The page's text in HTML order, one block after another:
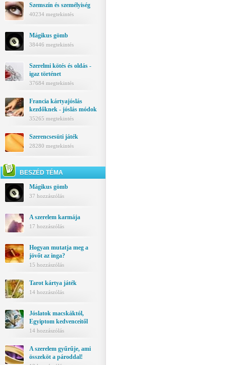
Szemszín és személyiség
40234 megtekintés
Mágikus gömb
38446 megtekintés
Szerelmi kötés és oldás -
igaz történet
37684 megtekintés
Francia kártyajóslás
kezdőknek - jóslás módok
35265 megtekintés
Szerencsesüti játék
28280 megtekintés
BESZÉD TÉMA
Mágikus gömb
37 hozzászólás
A szerelem karmája
17 hozzászólás
Hogyan mutatja meg a
jövőt az inga?
15 hozzászólás
Tarot kártya játék
14 hozzászólás
Jóslatok macskáktól,
Egyiptom kedvenceitől
14 hozzászólás
A szerelem gyűrűje, ami
összeköt a pároddal!